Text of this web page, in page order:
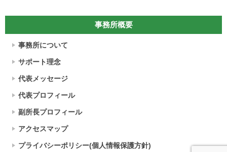
事務所概要
事務所について
サポート理念
代表メッセージ
代表プロフィール
副所長プロフィール
アクセスマップ
プライバシーポリシー(個人情報保護方針)